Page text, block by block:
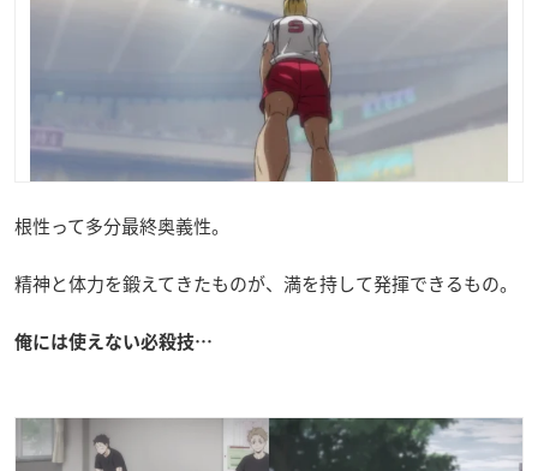
根性って多分最終奥義性。
精神と体力を鍛えてきたものが、満を持して発揮できるもの。
俺には使えない必殺技…